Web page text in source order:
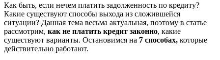
Как быть, если нечем платить задолженность по кредиту?
Какие существуют способы выхода из сложившейся
ситуации? Данная тема весьма актуальная, поэтому в статье
рассмотрим, как не платить кредит законно, какие
существуют варианты. Остановимся на 7 способах, которые
действительно работают.